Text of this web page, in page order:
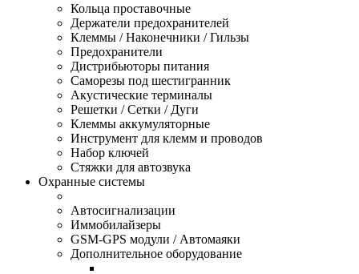
Кольца проставочные
Держатели предохранителей
Клеммы / Наконечники / Гильзы
Предохранители
Дистрибьюторы питания
Саморезы под шестигранник
Акустические терминалы
Решетки / Сетки / Дуги
Клеммы аккумуляторные
Инструмент для клемм и проводов
Набор ключей
Стяжки для автозвука
Охранные системы
Автосигнализации
Иммобилайзеры
GSM-GPS модули / Автомаяки
Дополнительное оборудование